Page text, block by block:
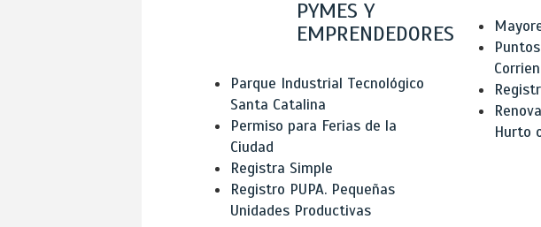
PYMES Y
EMPRENDEDORES
Parque Industrial Tecnológico
Santa Catalina
Permiso para Ferias de la
Ciudad
Registra Simple
Registro PUPA. Pequeñas
Unidades Productivas
Hurto